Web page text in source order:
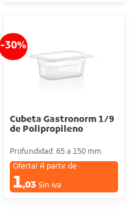
-30%
Cubeta Gastronorm 1/9
de Polipropileno
Profundidad: 65 a 150 mm
Oferta! A partir de
1,03 Sin iva